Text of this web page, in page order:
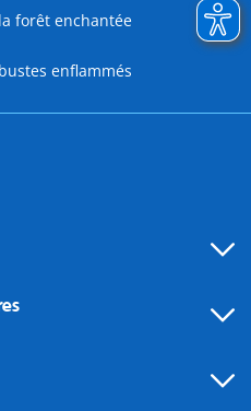
forêt enchantée
enflammés